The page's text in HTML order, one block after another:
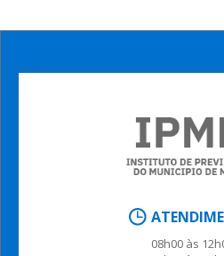
08h00 às